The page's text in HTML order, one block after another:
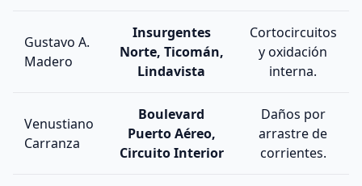
Gustavo A.
Madero
Insurgentes
Norte, Ticomán,
Lindavista
Cortocircuitos
y oxidación
interna.
Venustiano
Carranza
Boulevard
Puerto Aéreo,
Circuito Interior
Daños por
arrastre de
corrientes.